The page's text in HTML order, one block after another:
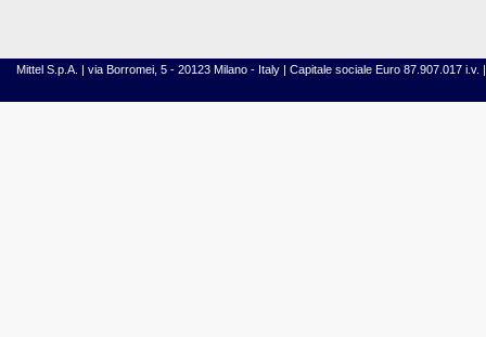
Mittel S.p.A. | via Borromei, 5 - 20123 Milano - Italy | Capitale sociale Euro 87.907.017